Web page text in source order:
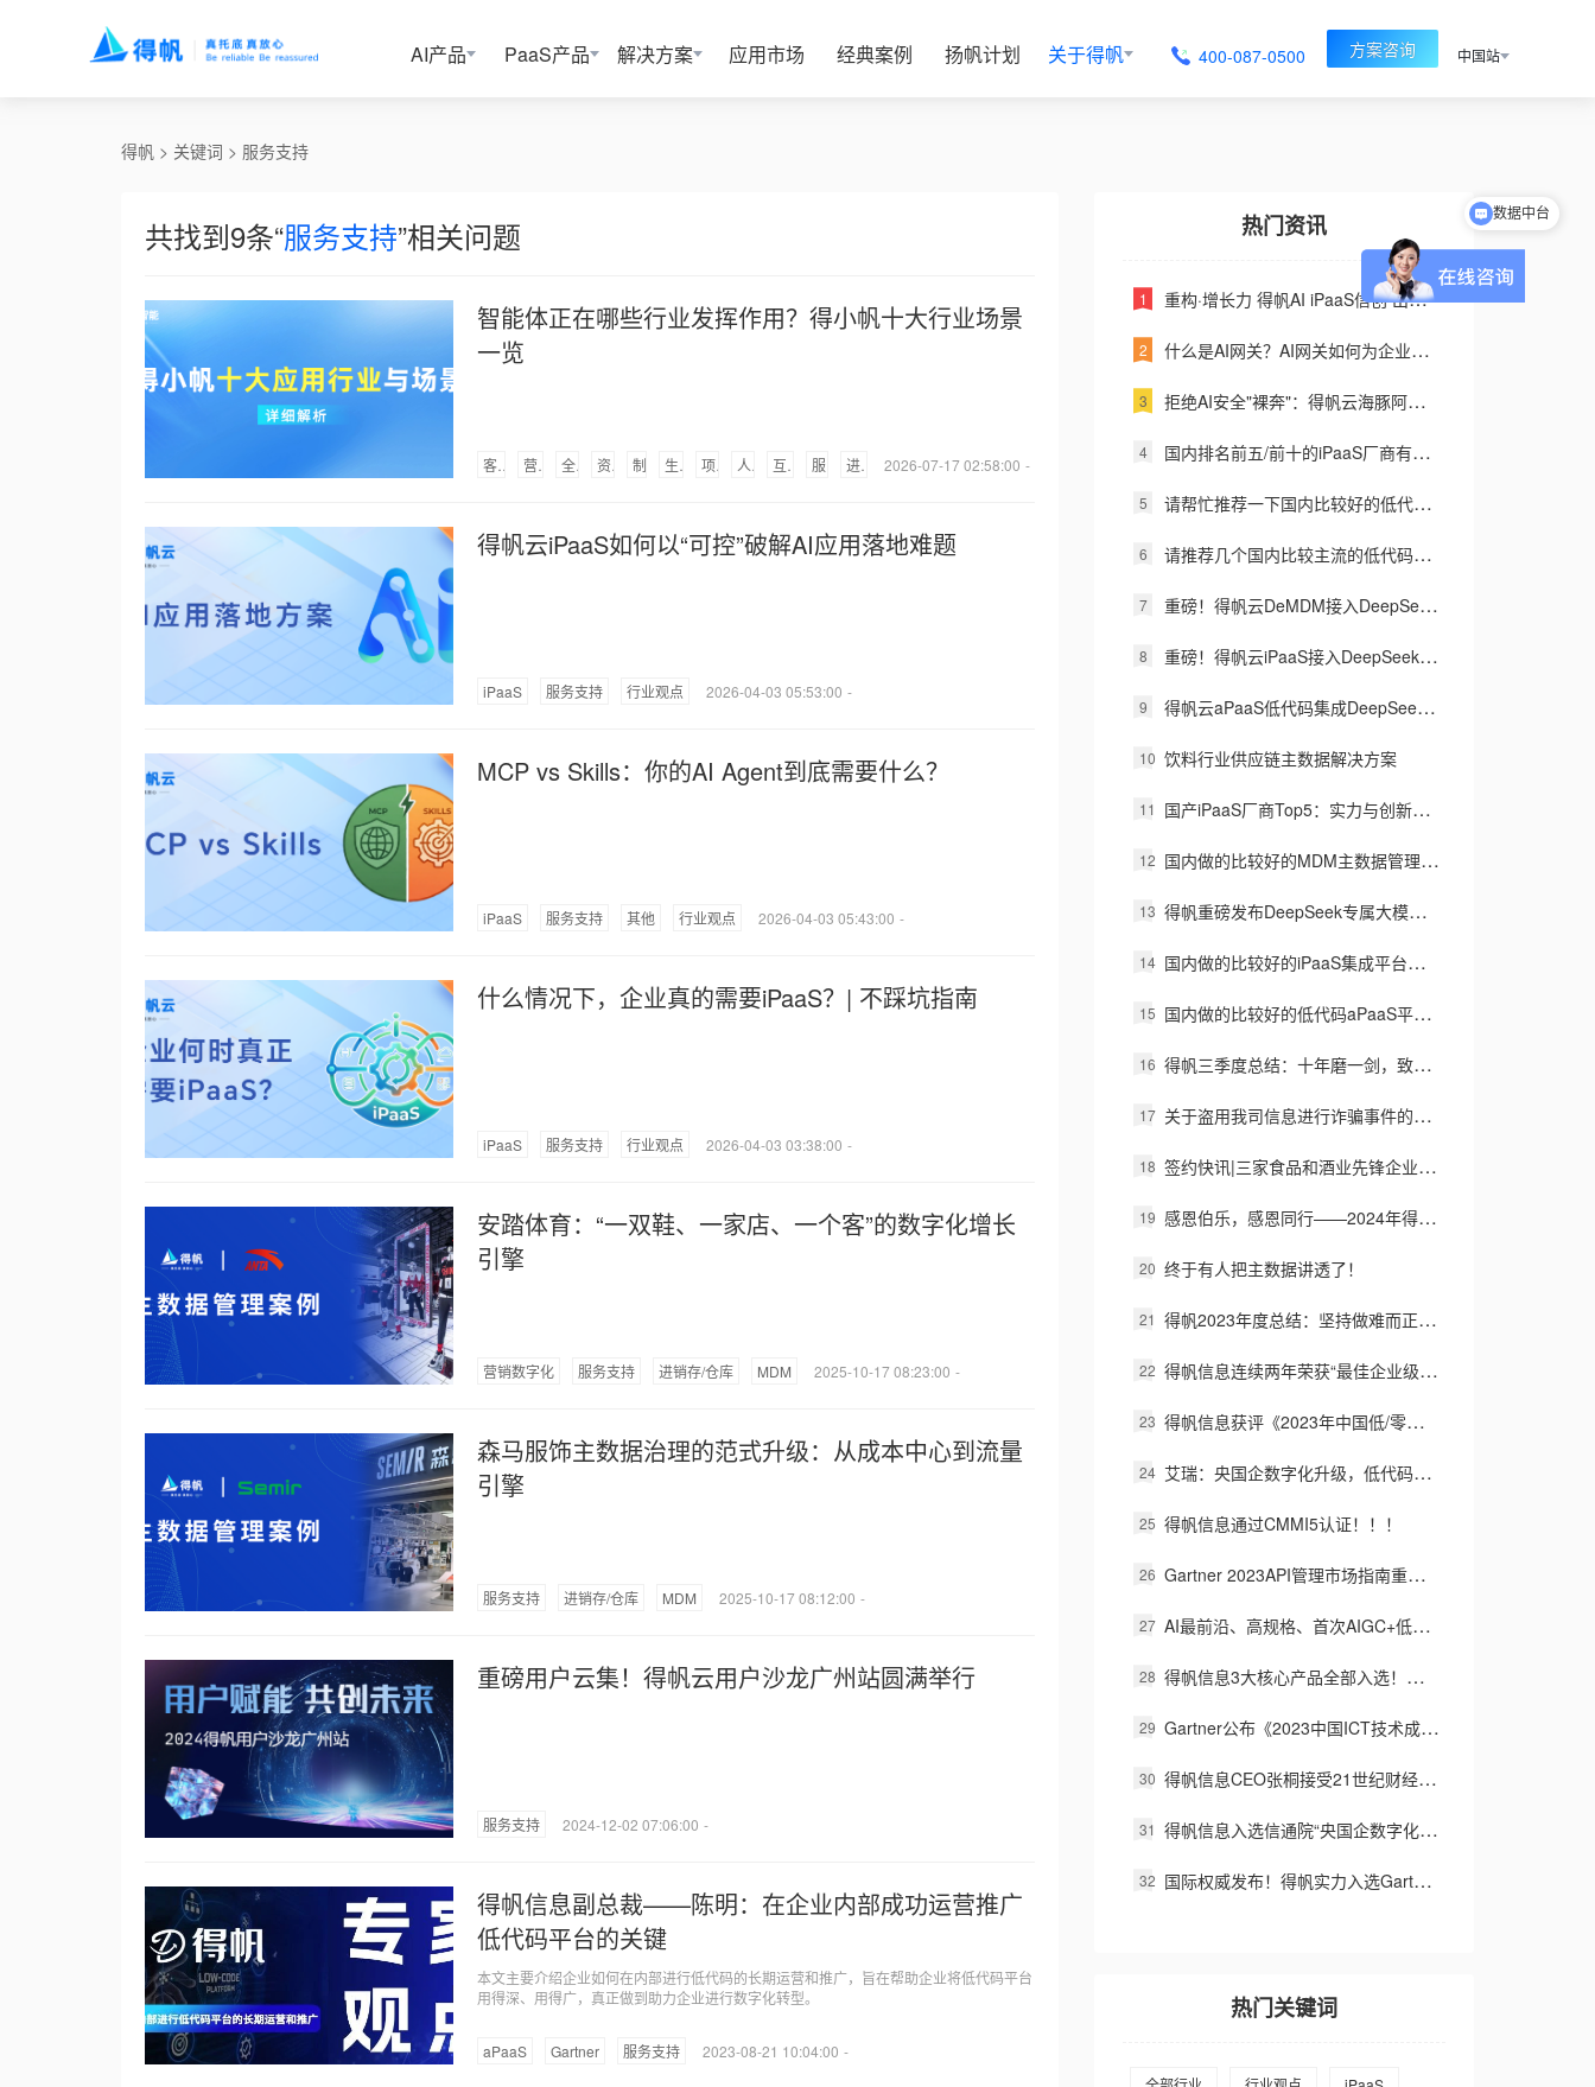
AI产品 PaaS产品 解决方案 应用市场 经典案例 扬帆计划 关于得帆 400-087-0500 方案咨询 中国站
得帆 > 关键词 > 服务支持
共找到9条“服务支持”相关问题
智能体正在哪些行业发挥作用？得小帆十大行业场景
一览
项目/任务 服务支持 2026-07-17 02:58:00 -
得帆云iPaaS如何以“可控”破解AI应用落地难题
iPaaS 服务支持 行业观点 2026-04-03 05:53:00 -
MCP vs Skills：你的AI Agent到底需要什么？
iPaaS 服务支持 其他 行业观点 2026-04-03 05:43:00 -
什么情况下，企业真的需要iPaaS？| 不踩坑指南
iPaaS 服务支持 行业观点 2026-04-03 03:38:00 -
安踏体育：“一双鞋、一家店、一个客”的数字化增长
引擎
营销数字化 服务支持 进销存/仓库 MDM 2025-10-17 08:23:00 -
森马服饰主数据治理的范式升级：从成本中心到流量
引擎
服务支持 进销存/仓库 MDM 2025-10-17 08:12:00 -
重磅用户云集！得帆云用户沙龙广州站圆满举行
服务支持 2024-12-02 07:06:00 -
得帆信息副总裁——陈明：在企业内部成功运营推广
低代码平台的关键
本文主要介绍企业如何在内部进行低代码的长期运营和推广，旨在帮助企业将低代码平台
用得深、用得广，真正做到助力企业进行数字化转型。
aPaaS Gartner 服务支持 2023-08-21 10:04:00 -
热门资讯
重构·增长力 得帆AI iPaaS信创·出海双白皮书发布会圆满举办
什么是AI网关？AI网关如何为企业私有化部署筑防
拒绝AI安全"裸奔"：得帆云海豚阿尔法-AI网关为DeepSeek筑起智能安全堡垒
国内排名前五/前十的iPaaS厂商有哪些
请帮忙推荐一下国内比较好的低代码产品
请推荐几个国内比较主流的低代码产品
重磅！得帆云DeMDM接入DeepSeek，低代码+AI双引擎驱动企业主数据智能管理！
重磅！得帆云iPaaS接入DeepSeek，开启智能化集成新纪元！
得帆云aPaaS低代码集成DeepSeek大模型，开启企业智能化新范式！
饮料行业供应链主数据解决方案
国产iPaaS厂商Top5：实力与创新的巅峰之选
国内做的比较好的MDM主数据管理平台有哪些？
得帆重磅发布DeepSeek专属大模型API智能体平台-海豚阿尔法
国内做的比较好的iPaaS集成平台有哪些？
国内做的比较好的低代码aPaaS平台有哪些？
得帆三季度总结：十年磨一剑，致敬过往，拥抱未来
关于盗用我司信息进行诈骗事件的严正声明
签约快讯|三家食品和酒业先锋企业签约得帆信息
感恩伯乐，感恩同行——2024年得帆十周年庆典暨用户大会圆满举办！
终于有人把主数据讲透了！
得帆2023年度总结：坚持做难而正确的事
得帆信息连续两年荣获“最佳企业级低代码”称号
得帆信息获评《2023年中国低/零代码行业研究报告》代表厂商
艾瑞：央国企数字化升级，低代码选得帆云！
得帆信息通过CMMI5认证！！！
Gartner 2023API管理市场指南重磅发布，得帆云iPaaS标杆入榜
AI最前沿、高规格、首次AIGC+低代码最大规模数字化高管峰会成功举办！
得帆信息3大核心产品全部入选！中国信通院2023《高质量数字化转型产品及服务全景图》
Gartner公布《2023中国ICT技术成熟度曲线》，得帆信息入选低代码代表厂商
得帆信息CEO张桐接受21世纪财经深度专访，表示AIGC+低代码将带来生产效率的变革
得帆信息入选信通院“央国企数字化产业赋能图谱“代表厂商
国际权威发布！得帆实力入选Gartner低代码中国竞争格局报告
热门关键词
数据中台